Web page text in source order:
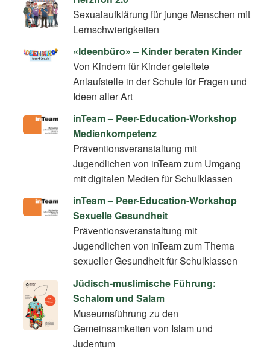
Sexualaufklärung für junge Menschen mit
Lernschwierigkeiten
«Ideenbüro» – Kinder beraten Kinder
Von Kindern für Kinder geleitete
Anlaufstelle in der Schule für Fragen und
Ideen aller Art
inTeam – Peer-Education-Workshop
Medienkompetenz
Präventionsveranstaltung mit
Jugendlichen von inTeam zum Umgang
mit digitalen Medien für Schulklassen
inTeam – Peer-Education-Workshop
Sexuelle Gesundheit
Präventionsveranstaltung mit
Jugendlichen von inTeam zum Thema
sexueller Gesundheit für Schulklassen
Jüdisch-muslimische Führung:
Schalom und Salam
Museumsführung zu den
Gemeinsamkeiten von Islam und
Judentum